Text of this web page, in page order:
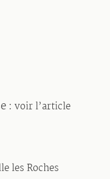
: voir l’article
les Roches